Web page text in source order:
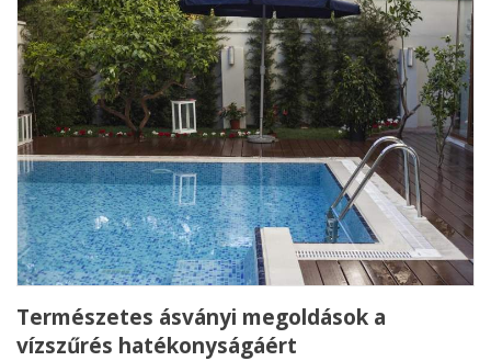
Természetes ásványi megoldások a
vízszűrés hatékonyságáért